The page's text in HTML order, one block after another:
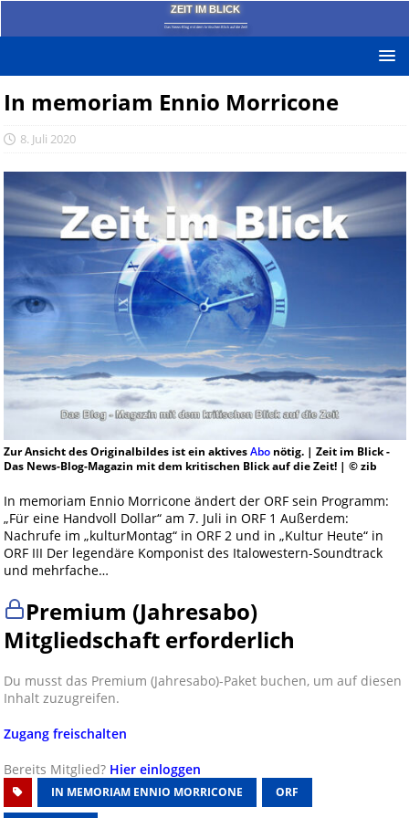
ZEIT IM BLICK
Das News-Blog mit dem kritischen Blick auf die Zeit!
In memoriam Ennio Morricone
8. Juli 2020
Zur Ansicht des Originalbildes ist ein aktivesAbonötig. | Zeit im Blick -
Das News-Blog-Magazin mit dem kritischen Blick auf die Zeit! | © zib
In memoriam Ennio Morricone ändert der ORF sein Programm:
„Für eine Handvoll Dollar“ am 7. Juli in ORF 1 Außerdem:
Nachrufe im „kulturMontag“ in ORF 2 und in „Kultur Heute“ in
ORF III Der legendäre Komponist des Italowestern-Soundtrack
und mehrfache…
Premium (Jahresabo)
Mitgliedschaft erforderlich
Du musst das Premium (Jahresabo)-Paket buchen, um auf diesen
Inhalt zuzugreifen.
Zugang freischalten
Bereits Mitglied? Hier einloggen
IN MEMORIAM ENNIO MORRICONE ORF